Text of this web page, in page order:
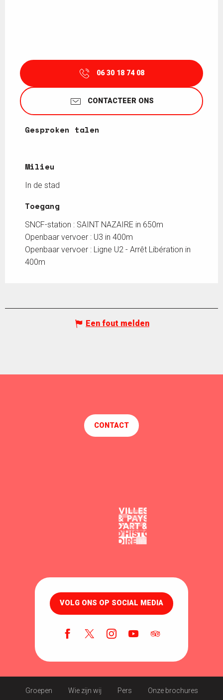
06 30 18 74 08
CONTACTEER ONS
Gesproken talen
Gesproken talen
Milieu
Milieu
In de stad
Toegang
Toegang
SNCF-station : SAINT NAZAIRE in 650m
Openbaar vervoer : U3 in 400m
Openbaar vervoer : Ligne U2 - Arrêt Libération in
400m
Een fout melden
CONTACT
VOLG ONS OP SOCIAL MEDIA
Groepen Wie zijn wij Pers Onze brochures